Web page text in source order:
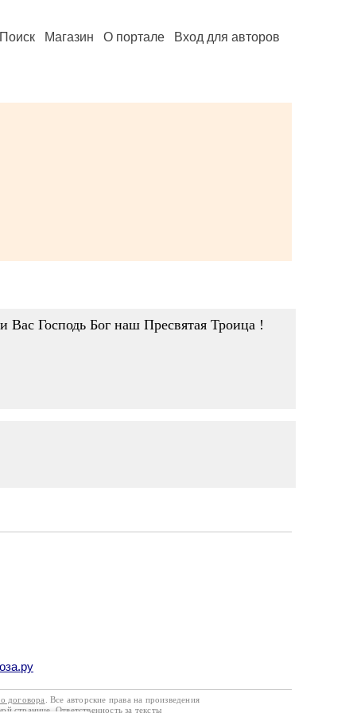
Поиск Магазин О портале Вход для авторов
Господь Бог наш Пресвятая Троица !
договора
. Все авторские права на произведения
странице. Ответственность за тексты